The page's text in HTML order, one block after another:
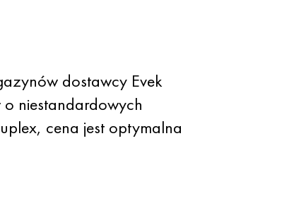
dostawcy Evek
niestandardowych
cena jest optymalna